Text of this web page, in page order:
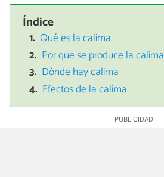
Índice
Qué es la calima
Por qué se produce la calima
Dónde hay calima
Efectos de la calima